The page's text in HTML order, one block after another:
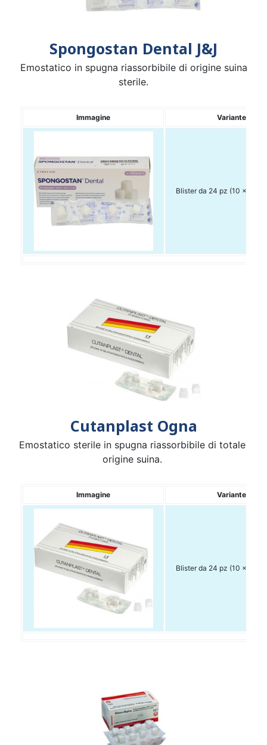
Spongostan Dental J&J
Emostatico in spugna riassorbibile di origine suina
sterile.
Immagine Variante
Blister da 24 pz (10 x 10 x
Cutanplast Ogna
Emostatico sterile in spugna riassorbibile di totale
origine suina.
Immagine Variante
Blister da 24 pz (10 x 10 x